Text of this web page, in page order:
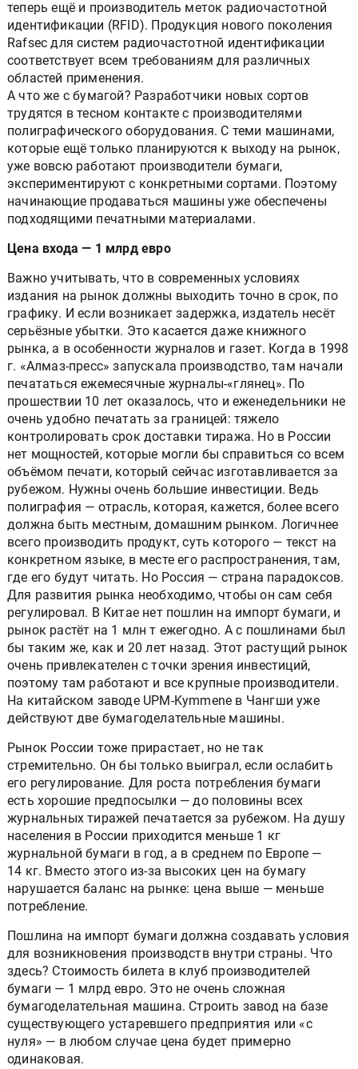
теперь ещё и производитель меток радиочастотной
идентификации (RFID). Продукция нового поколения
Rafsec для систем радиочастотной идентификации
соответствует всем требованиям для различных
областей применения.
А что же с бумагой? Разработчики новых сортов
трудятся в тесном контакте с производителями
полиграфического оборудования. С теми машинами,
которые ещё только планируются к выходу на рынок,
уже вовсю работают производители бумаги,
экспериментируют с конкретными сортами. Поэтому
начинающие продаваться машины уже обеспечены
подходящими печатными материалами.
Цена входа — 1 млрд евро
Важно учитывать, что в современных условиях
издания на рынок должны выходить точно в срок, по
графику. И если возникает задержка, издатель несёт
серьёзные убытки. Это касается даже книжного
рынка, а в особенности журналов и газет. Когда в 1998
г. «Алмаз-пресс» запускала производство, там начали
печататься ежемесячные журналы-«глянец». По
прошествии 10 лет оказалось, что и еженедельники не
очень удобно печатать за границей: тяжело
контролировать срок доставки тиража. Но в России
нет мощностей, которые могли бы справиться со всем
объёмом печати, который сейчас изготавливается за
рубежом. Нужны очень большие инвестиции. Ведь
полиграфия — отрасль, которая, кажется, более всего
должна быть местным, домашним рынком. Логичнее
всего производить продукт, суть которого — текст на
конкретном языке, в месте его распространения, там,
где его будут читать. Но Россия — страна парадоксов.
Для развития рынка необходимо, чтобы он сам себя
регулировал. В Китае нет пошлин на импорт бумаги, и
рынок растёт на 1 млн т ежегодно. А с пошлинами был
бы таким же, как и 20 лет назад. Этот растущий рынок
очень привлекателен с точки зрения инвестиций,
поэтому там работают и все крупные производители.
На китайском заводе UPM-Kymmene в Чангши уже
действуют две бумагоделательные машины.
Рынок России тоже прирастает, но не так
стремительно. Он бы только выиграл, если ослабить
его регулирование. Для роста потребления бумаги
есть хорошие предпосылки — до половины всех
журнальных тиражей печатается за рубежом. На душу
населения в России приходится меньше 1 кг
журнальной бумаги в год, а в среднем по Европе —
14 кг. Вместо этого из-за высоких цен на бумагу
нарушается баланс на рынке: цена выше — меньше
потребление.
Пошлина на импорт бумаги должна создавать условия
для возникновения производств внутри страны. Что
здесь? Стоимость билета в клуб производителей
бумаги — 1 млрд евро. Это не очень сложная
бумагоделательная машина. Строить завод на базе
существующего устаревшего предприятия или «с
нуля» — в любом случае цена будет примерно
одинаковая.